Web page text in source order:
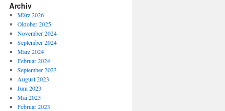
Archiv
März 2026
Oktober 2025
November 2024
September 2024
März 2024
Februar 2024
September 2023
August 2023
Juni 2023
Mai 2023
Februar 2023